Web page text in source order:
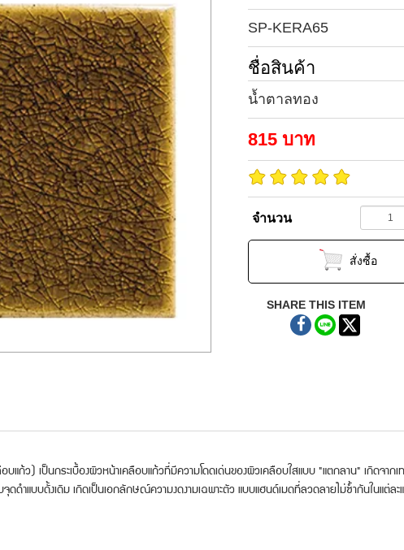
SP-KERA65
ชื่อสินค้า
น้ำตาลทอง
815 บาท
จำนวน
สั่งซื้อ
SHARE THIS ITEM
อบแก้ว) เป็นกระเบื้องผิวหน้าเคลือบแก้วที่มีความโดดเด่นของผิวเคลือบใสแบบ "แตกลาน" เกิด
ดำแบบดั้งเดิม เกิดเป็นเอกลักษณ์ความงดงามเฉพาะตัว แบบแฮนด์เมดที่ลวดลายไม่ซ้ำกันในแต่ละแ